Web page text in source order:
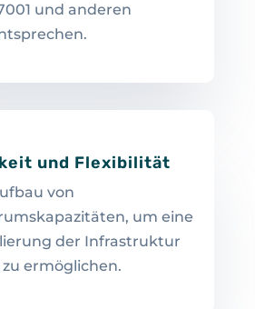
und anderen
und Flexibilität
von
um eine
der Infrastruktur
ermöglichen.